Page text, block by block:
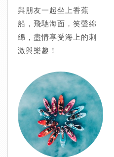
與朋友一起坐上香蕉
船，飛馳海面，笑聲綿
綿，盡情享受海上的刺
激與樂趣！